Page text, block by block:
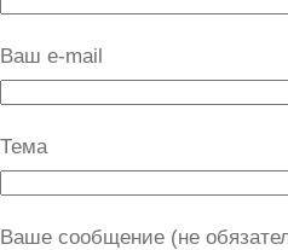
Ваш e-mail
Тема
Ваше сообщение (не